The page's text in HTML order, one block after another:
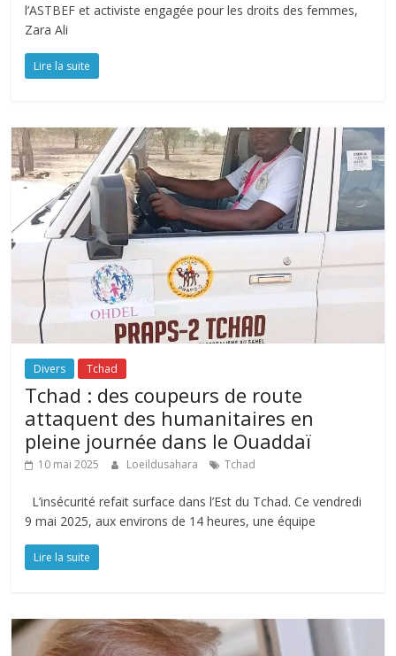
l’ASTBEF et activiste engagée pour les droits des femmes,
Zara Ali
Lire la suite
Divers Tchad
Tchad : des coupeurs de route
attaquent des humanitaires en
pleine journée dans le Ouaddaï
10 mai 2025 Loeildusahara Tchad
L’insécurité refait surface dans l’Est du Tchad. Ce vendredi
9 mai 2025, aux environs de 14 heures, une équipe
Lire la suite